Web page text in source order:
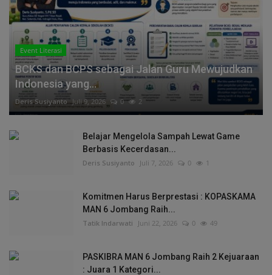
Event Literasi
BCKS dan BCPS sebagai Jalan Guru Mewujudkan
Indonesia yang...
Deris Susiyanto Juli 9, 2026 0 2
Belajar Mengelola Sampah Lewat Game
Berbasis Kecerdasan...
Deris Susiyanto Juli 7, 2026 0 1
Komitmen Harus Berprestasi : KOPASKAMA
MAN 6 Jombang Raih...
Tatik Indarwati Juni 22, 2026 0 49
PASKIBRA MAN 6 Jombang Raih 2 Kejuaraan
: Juara 1 Kategori...